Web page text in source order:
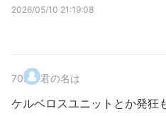
2026/05/10 21:19:08
70. 君の名は
ケルベロスユニットとか発狂